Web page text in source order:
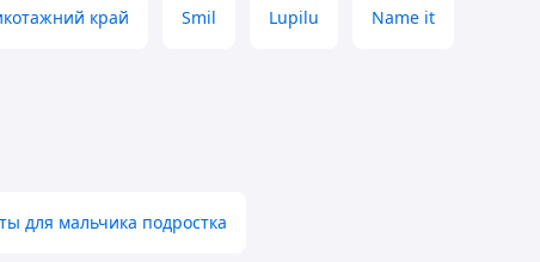
край Smil Lupilu Name it
для мальчика подростка